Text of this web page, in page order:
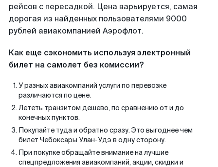
рейсов с пересадкой. Цена варьируется, самая
дорогая из найденных пользователями 9000
рублей авиакомпанией Аэрофлот.
Как еще сэкономить используя электронный
билет на самолет без комиссии?
У разных авиакомпаний услуги по перевозке
различаются по цене.
Лететь транзитом дешево, по сравнению от и до
конечных пунктов.
Покупайте туда и обратно сразу. Это выгоднее чем
билет Чебоксары Улан-Удэ в одну сторону.
При покупке обращайте внимание на лучшие
спецпредложения авиакомпаний, акции, скидки и